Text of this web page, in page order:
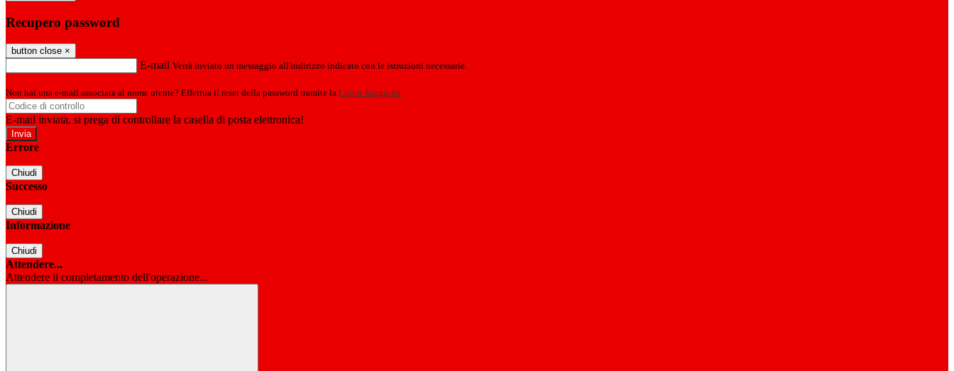
Recupero password
button close ×
E-mail Verrà inviato un messaggio all'indirizzo indicato con le istruzioni necessarie.
Non hai una e-mail associata al nome utente? Effettua il reset della password tramite la Login Spaggiari
E-mail inviata, si prega di controllare la casella di posta elettronica!
Errore
Chiudi
Successo
Chiudi
Informazione
Chiudi
Attendere...
Attendere il completamento dell'operazione...